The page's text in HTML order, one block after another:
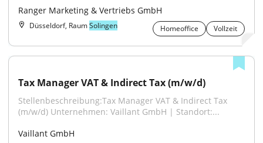
Ranger Marketing & Vertriebs GmbH
Düsseldorf, RaumSolingen Homeoffice Vollzeit
Tax Manager VAT & Indirect Tax (m/w/d)
Stellenbeschreibung:Tax Manager VAT & Indirect Tax
(m/w/d) Unternehmen: Vaillant GmbH | Standort:...
Vaillant GmbH